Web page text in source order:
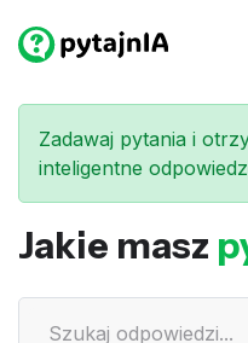
Zadawaj pytania i
inteligentne
Jakie masz